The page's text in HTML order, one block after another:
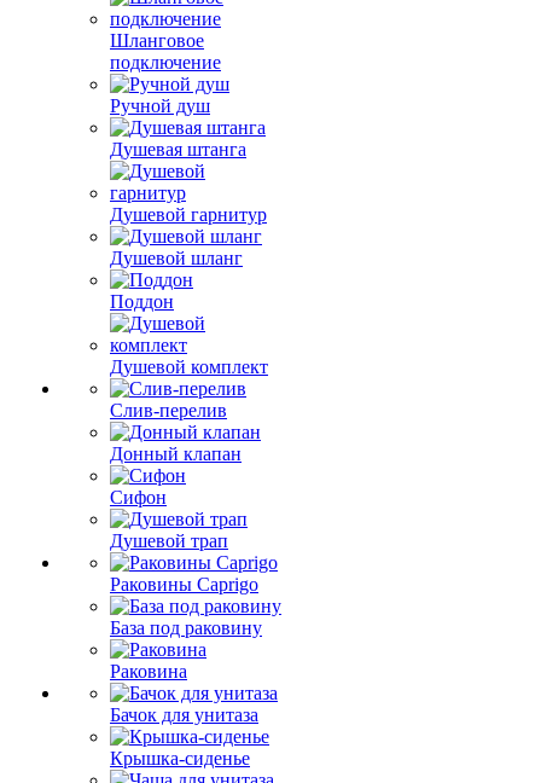
Шланговое
подключение
Ручной душ
Душевая штанга
Душевой гарнитур
Душевой шланг
Поддон
Душевой комплект
Слив-перелив
Донный клапан
Сифон
Душевой трап
Раковины Caprigo
База под раковину
Раковина
Бачок для унитаза
Крышка-сиденье